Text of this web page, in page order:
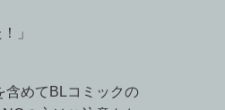
」
めてBLコミックの